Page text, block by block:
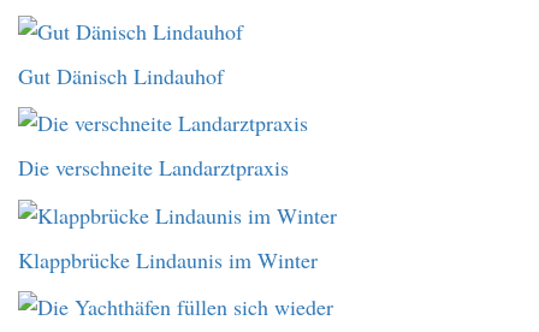
Gut Dänisch Lindauhof
Die verschneite Landarztpraxis
Klappbrücke Lindaunis im Winter